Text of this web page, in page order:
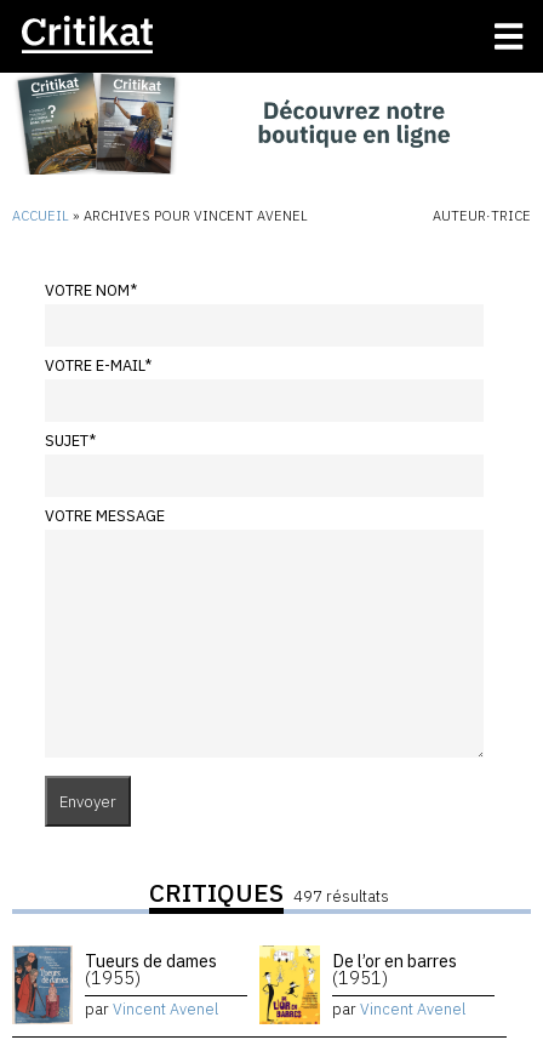
ACCUEIL » ARCHIVES POUR VINCENT AVENEL AUTEUR·TRICE
VOTRE NOM*
VOTRE E-MAIL*
SUJET*
VOTRE MESSAGE
CRITIQUES 497 résultats
Tueurs de dames
(1955)
parVincent Avenel
De l’or en barres
(1951)
parVincent Avenel